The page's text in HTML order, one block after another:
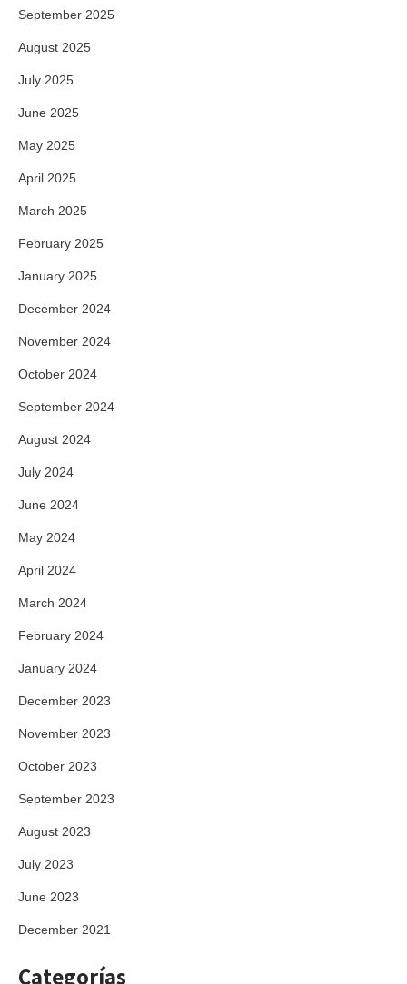
September 2025
August 2025
July 2025
June 2025
May 2025
April 2025
March 2025
February 2025
January 2025
December 2024
November 2024
October 2024
September 2024
August 2024
July 2024
June 2024
May 2024
April 2024
March 2024
February 2024
January 2024
December 2023
November 2023
October 2023
September 2023
August 2023
July 2023
June 2023
December 2021
Categorías